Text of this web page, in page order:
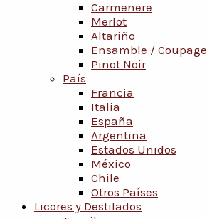
Carmenere
Merlot
Altariño
Ensamble / Coupage
Pinot Noir
País
Francia
Italia
España
Argentina
Estados Unidos
México
Chile
Otros Países
Licores y Destilados